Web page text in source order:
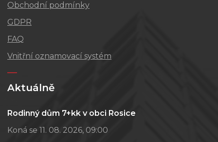
Obchodní podmínky
GDPR
FAQ
Vnitřní oznamovací systém
Aktuálně
Rodinný dům 7+kk v obci Rosice
Koná se 11. 08. 2026, 09:00